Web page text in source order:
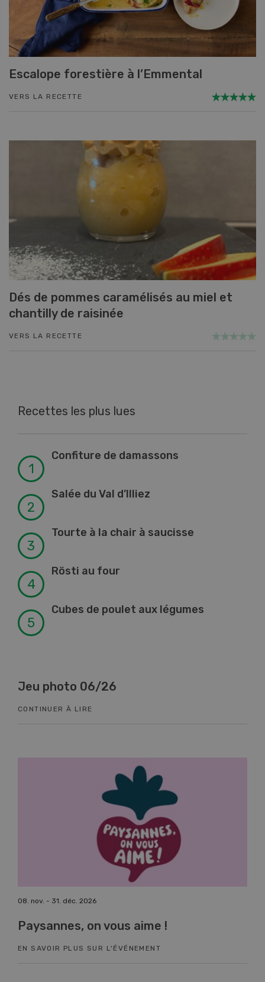
Escalope forestière à l’Emmental
VERS LA RECETTE
Dés de pommes caramélisés au miel et
chantilly de raisinée
VERS LA RECETTE
Recettes les plus lues
Confiture de damassons
Salée du Val d’Illiez
Tourte à la chair à saucisse
Rösti au four
Cubes de poulet aux légumes
Jeu photo 06/26
CONTINUER À LIRE
08. nov. - 31. déc. 2026
Paysannes, on vous aime !
EN SAVOIR PLUS SUR L'ÉVÉNEMENT